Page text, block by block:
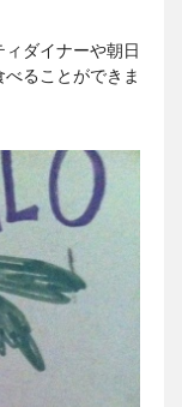
ダイナーや朝日
ることができま